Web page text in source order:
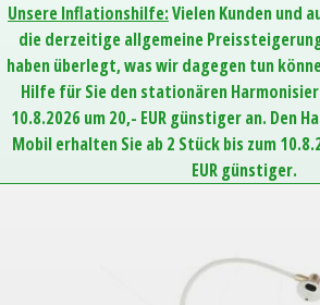
Unsere Inflationshilfe:Vielen Kunden und
die derzeitige allgemeine
haben überlegt, was wir dagegen tun
Hilfe für Sie den stationären
10.8.2026 um 20,- EUR günstiger an. Den
Mobil erhalten Sie ab 2 Stück bis zum
EUR günstiger.